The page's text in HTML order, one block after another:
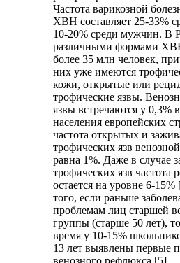
Частота варикозной
ХВН составляет 25-33%
10-20% среди мужчин. В
различными формами
более 35 млн человек,
них уже имеются
кожи, открытые или
трофические язвы.
язвы встречаются у 0,3%
населения европейских
частота открытых и
трофических язв
равна 1%. Даже в случае
трофических язв частота
остается на уровне 6-
того, если раньше
проблемам лиц старшей
группы (старше 50 лет),
время у 10-15%
13 лет выявлены первые
венозного рефлюкса [5].